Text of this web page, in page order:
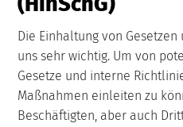
Die Einhaltung von
uns sehr wichtig. Um von
Gesetze und interne
Maßnahmen einleiten zu
Beschäftigten, aber auch